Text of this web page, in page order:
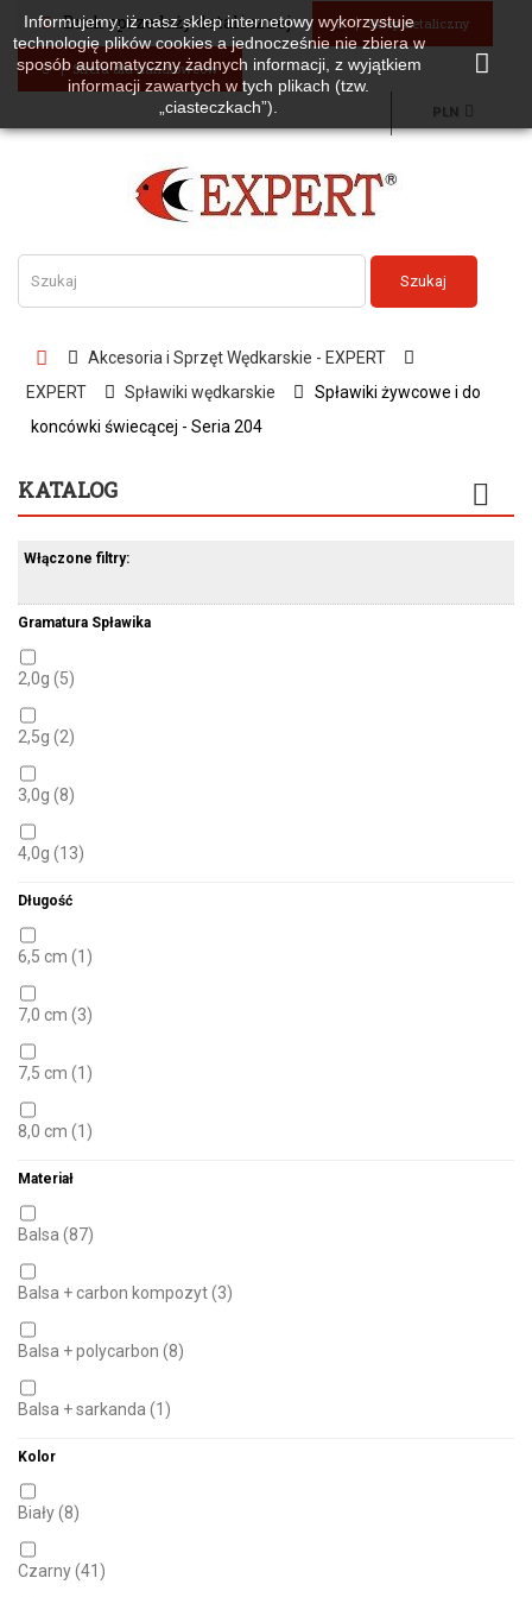
Brak sprzedaży detalicznej Sklep detaliczny
Strefa dla handlowców
PLN
Szukaj
Akcesoria i Sprzęt Wędkarskie - EXPERT
EXPERT
Spławiki wędkarskie
Spławiki żywcowe i do
koncówki świecącej - Seria 204
KATALOG
Włączone filtry:
Gramatura Spławika
2,0g (5)
2,5g (2)
3,0g (8)
4,0g (13)
4LD+2g
5,0g (7)
6,0g (14)
7,0g (2)
8,0g (10)
9,0g
10,0g
11,0g
12,0g
20,0g
25,0g
Długość
6,5 cm (1)
7,0 cm (3)
7,5 cm (1)
8,0 cm (1)
9,0 cm(1)
10,0 cm (1)
12,5 cm(1)
14,0 cm
14,5 cm
Materiał
Balsa (87)
Balsa + carbon kompozyt(3)
Balsa + polycarbon (8)
Balsa + sarkanda (1)
Styropian
Kolor
Biały(8)
Czarny(41)
Informujemy, iż nasz sklep internetowy wykorzystuje
technologię plików cookies a jednocześnie nie zbiera w
sposób automatyczny żadnych informacji, z wyjątkiem
informacji zawartych w tych plikach (tzw.
„ciasteczkach”).